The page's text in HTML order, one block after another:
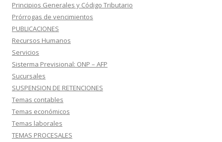
Principios Generales y Código Tributario
Prórrogas de vencimientos
PUBLICACIONES
Recursos Humanos
Servicios
Sisterma Previsional: ONP – AFP
Sucursales
SUSPENSION DE RETENCIONES
Temas contables
Temas económicos
Temas laborales
TEMAS PROCESALES